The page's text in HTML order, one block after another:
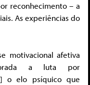
reconhecimento – a
As experiências do
motivacional afetiva
a luta por
o elo psíquico que